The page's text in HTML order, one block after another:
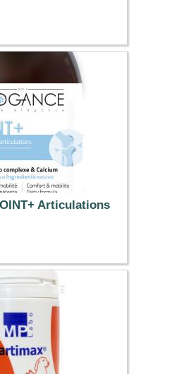
€
Articulations
€